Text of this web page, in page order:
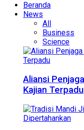
Beranda
News
All
Business
Science
Aliansi
Kajian Terpadu